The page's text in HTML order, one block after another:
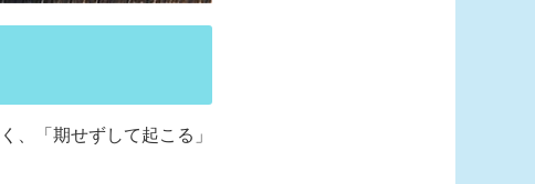
、「期せずして起こる」